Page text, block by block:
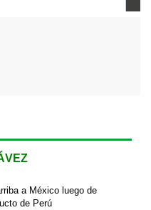
a México luego de
de Perú